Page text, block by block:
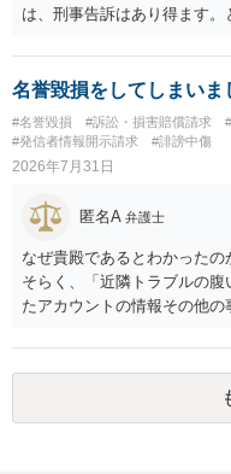
は、刑事告訴はあり得ます
です。Googleは電話番号の
も特定可能になるよう、複
です。さらにいえば、利用
ある程度対象者を特定できて
ので発信者情報開示請求をす
名誉毀損をしてしまいま
#名誉毀損 #訴訟・損害賠償請求
#発信者情報開示請求
#誹謗中傷
2026年7月31日
匿名A 弁護士
なぜ貴殿であるとわかった
そらく、「近隣トラブルの
たアカウントの情報その他
貴殿が投稿した事実を認め
しまったのではないでしょ
第ですので何とも言えませ
く、ここで詳細を明らかに